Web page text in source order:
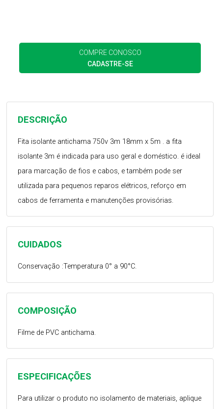
COMPRE CONOSCO
CADASTRE-SE
ESPECIFICAÇÕES
Para utilizar o produto no isolamento de materiais, aplique
COMPOSIÇÃO
Filme de PVC antichama.
CUIDADOS
Conservação :Temperatura 0° a 90°C.
DESCRIÇÃO
Fita isolante antichama 750v 3m 18mm x 5m . a fita
isolante 3m é indicada para uso geral e doméstico. é ideal
para marcação de fios e cabos, e também pode ser
utilizada para pequenos reparos elétricos, reforço em
cabos de ferramenta e manutenções provisórias.